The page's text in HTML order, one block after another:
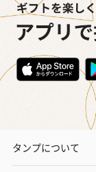
ディット（712円）
おつまみ・その他
お酒にぴったりの
す。
タンプについて